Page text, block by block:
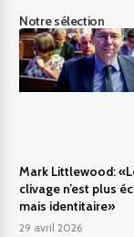
Notre sélection
Mark Littlewood:
clivage n’est plus
mais identitaire»
29 avril 2026